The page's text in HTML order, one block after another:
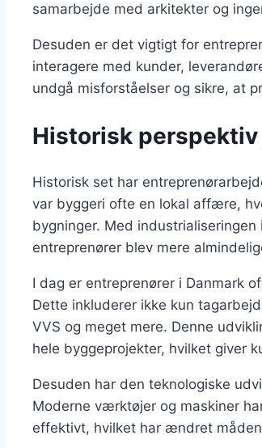
samarbejde med arkitekter og
Desuden er det vigtigt for
interagere med kunder,
undgå misforståelser og sikre, at
Historisk perspektiv
Historisk set har
var byggeri ofte en lokal affære,
bygninger. Med
entreprenører blev mere
I dag er entreprenører i Danmark
Dette inkluderer ikke kun
VVS og meget mere. Denne
hele byggeprojekter, hvilket giver
Desuden har den teknologiske
Moderne værktøjer og maskiner
effektivt, hvilket har ændret